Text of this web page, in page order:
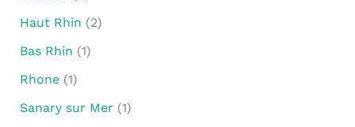
Haut Rhin (2)
Bas Rhin (1)
Rhone(1)
Sanary sur Mer (1)